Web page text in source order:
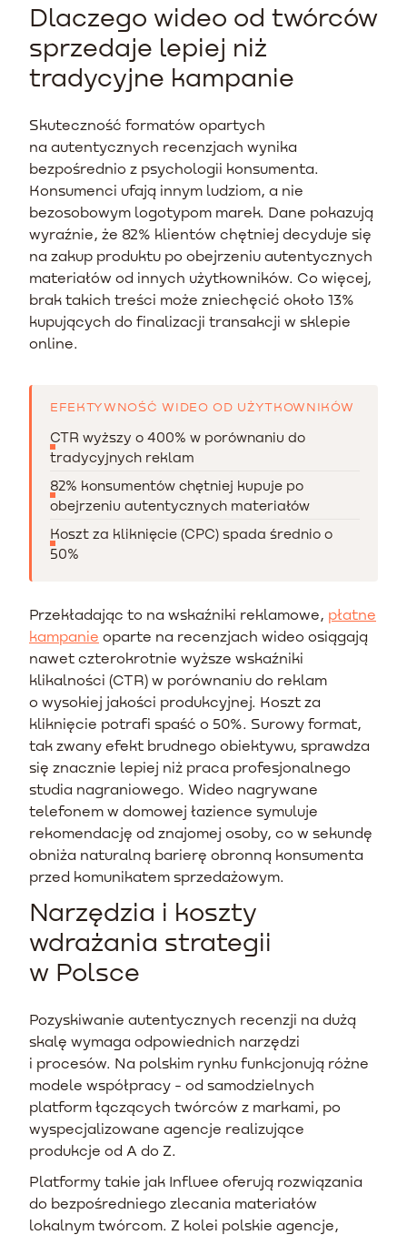
Dlaczego wideo od twórców
sprzedaje lepiej niż
tradycyjne kampanie
Skuteczność formatów opartych
na autentycznych recenzjach wynika
bezpośrednio z psychologii konsumenta.
Konsumenci ufają innym ludziom, a nie
bezosobowym logotypom marek. Dane pokazują
wyraźnie, że 82% klientów chętniej decyduje się
na zakup produktu po obejrzeniu autentycznych
materiałów od innych użytkowników. Co więcej,
brak takich treści może zniechęcić około 13%
kupujących do finalizacji transakcji w sklepie
online.
EFEKTYWNOŚĆ WIDEO OD UŻYTKOWNIKÓW
CTR wyższy o 400% w porównaniu do
tradycyjnych reklam
82% konsumentów chętniej kupuje po
obejrzeniu autentycznych materiałów
Koszt za kliknięcie (CPC) spada średnio o
50%
Przekładając to na wskaźniki reklamowe, płatne
kampanie oparte na recenzjach wideo osiągają
nawet czterokrotnie wyższe wskaźniki
klikalności (CTR) w porównaniu do reklam
o wysokiej jakości produkcyjnej. Koszt za
kliknięcie potrafi spaść o 50%. Surowy format,
tak zwany efekt brudnego obiektywu, sprawdza
się znacznie lepiej niż praca profesjonalnego
studia nagraniowego. Wideo nagrywane
telefonem w domowej łazience symuluje
rekomendację od znajomej osoby, co w sekundę
obniża naturalną barierę obronną konsumenta
przed komunikatem sprzedażowym.
Narzędzia i koszty
wdrażania strategii
w Polsce
Pozyskiwanie autentycznych recenzji na dużą
skalę wymaga odpowiednich narzędzi
i procesów. Na polskim rynku funkcjonują różne
modele współpracy - od samodzielnych
platform łączących twórców z markami, po
wyspecjalizowane agencje realizujące
produkcje od A do Z.
Platformy takie jak Influee oferują rozwiązania
do bezpośredniego zlecania materiałów
lokalnym twórcom. Z kolei polskie agencje,